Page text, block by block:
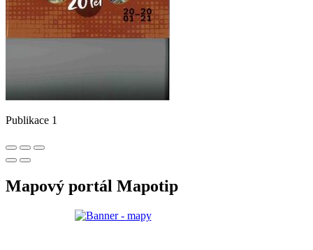
Publikace 1
Mapový portál Mapotip